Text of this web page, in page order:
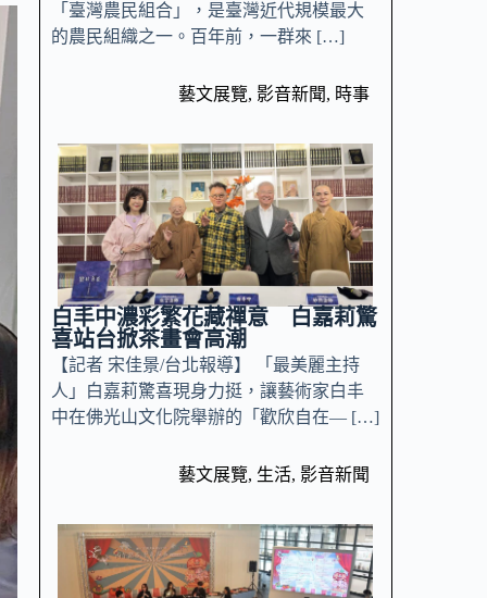
「臺灣農民組合」，是臺灣近代規模最大
的農民組織之一。百年前，一群來 […]
藝文展覽, 影音新聞, 時事
白丰中濃彩繁花藏禪意 白嘉莉驚
喜站台掀茶畫會高潮
【記者 宋佳景/台北報導】 「最美麗主持
人」白嘉莉驚喜現身力挺，讓藝術家白丰
中在佛光山文化院舉辦的「歡欣自在— […]
藝文展覽, 生活, 影音新聞